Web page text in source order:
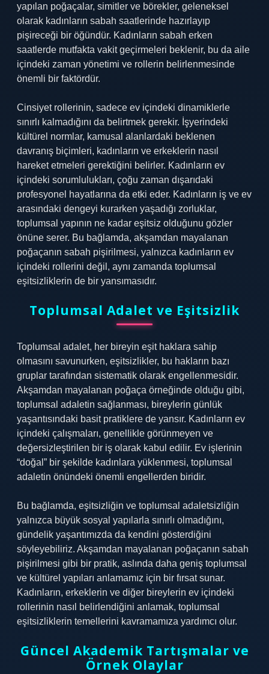
yapılan poğaçalar, simitler ve börekler, geleneksel
olarak kadınların sabah saatlerinde hazırlayıp
pişireceği bir öğündür. Kadınların sabah erken
saatlerde mutfakta vakit geçirmeleri beklenir, bu da aile
içindeki zaman yönetimi ve rollerin belirlenmesinde
önemli bir faktördür.
Cinsiyet rollerinin, sadece ev içindeki dinamiklerle
sınırlı kalmadığını da belirtmek gerekir. İşyerindeki
kültürel normlar, kamusal alanlardaki beklenen
davranış biçimleri, kadınların ve erkeklerin nasıl
hareket etmeleri gerektiğini belirler. Kadınların ev
içindeki sorumlulukları, çoğu zaman dışarıdaki
profesyonel hayatlarına da etki eder. Kadınların iş ve ev
arasındaki dengeyi kurarken yaşadığı zorluklar,
toplumsal yapının ne kadar eşitsiz olduğunu gözler
önüne serer. Bu bağlamda, akşamdan mayalanan
poğaçanın sabah pişirilmesi, yalnızca kadınların ev
içindeki rollerini değil, aynı zamanda toplumsal
eşitsizliklerin de bir yansımasıdır.
Toplumsal Adalet ve Eşitsizlik
Toplumsal adalet, her bireyin eşit haklara sahip
olmasını savunurken, eşitsizlikler, bu hakların bazı
gruplar tarafından sistematik olarak engellenmesidir.
Akşamdan mayalanan poğaça örneğinde olduğu gibi,
toplumsal adaletin sağlanması, bireylerin günlük
yaşantısındaki basit pratiklere de yansır. Kadınların ev
içindeki çalışmaları, genellikle görünmeyen ve
değersizleştirilen bir iş olarak kabul edilir. Ev işlerinin
“doğal” bir şekilde kadınlara yüklenmesi, toplumsal
adaletin önündeki önemli engellerden biridir.
Bu bağlamda, eşitsizliğin ve toplumsal adaletsizliğin
yalnızca büyük sosyal yapılarla sınırlı olmadığını,
gündelik yaşantımızda da kendini gösterdiğini
söyleyebiliriz. Akşamdan mayalanan poğaçanın sabah
pişirilmesi gibi bir pratik, aslında daha geniş toplumsal
ve kültürel yapıları anlamamız için bir fırsat sunar.
Kadınların, erkeklerin ve diğer bireylerin ev içindeki
rollerinin nasıl belirlendiğini anlamak, toplumsal
eşitsizliklerin temellerini kavramamıza yardımcı olur.
Güncel Akademik Tartışmalar ve
Örnek Olaylar